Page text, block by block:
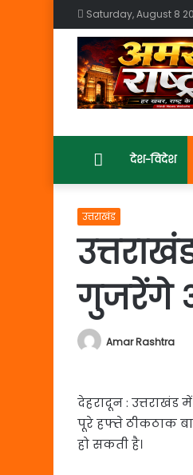
Saturday, August 8
Homeदेश-विदेश
उत्तराखंड
गुजरेंगे
Amar Rashtra
देहरादून :
पूरे हफ्ते ठीकठाक
हो सकती है।